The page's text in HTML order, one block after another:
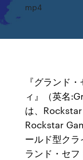
mp4
『グランド
ィ』（英名
は、Rockstar
Rockstar
ールド型ク
ランド・セ